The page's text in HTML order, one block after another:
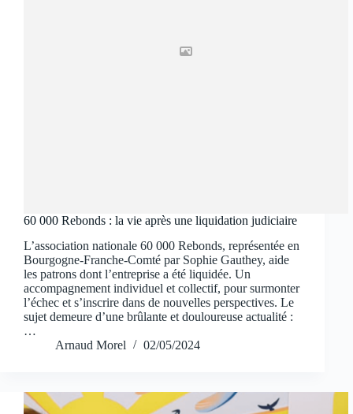
60 000 Rebonds : la vie après une liquidation judiciaire
L’association nationale 60 000 Rebonds, représentée en
Bourgogne-Franche-Comté par Sophie Gauthey, aide
les patrons dont l’entreprise a été liquidée. Un
accompagnement individuel et collectif, pour surmonter
l’échec et s’inscrire dans de nouvelles perspectives. Le
sujet demeure d’une brûlante et douloureuse actualité :
…
Arnaud Morel
02/05/2024